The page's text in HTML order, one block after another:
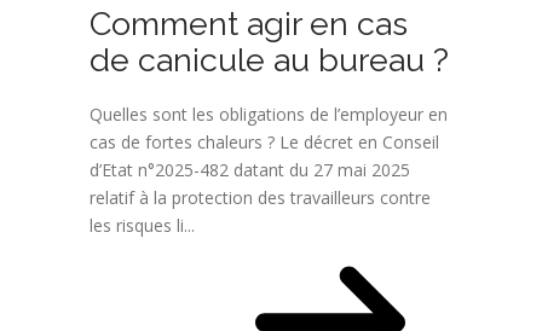
Comment agir en cas
de canicule au bureau ?
Quelles sont les obligations de l’employeur en
cas de fortes chaleurs ? Le décret en Conseil
d’Etat n°2025-482 datant du 27 mai 2025
relatif à la protection des travailleurs contre
les risques li...